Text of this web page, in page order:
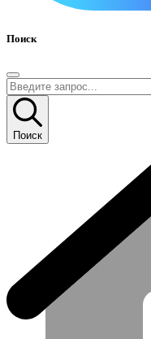
Поиск
Поиск